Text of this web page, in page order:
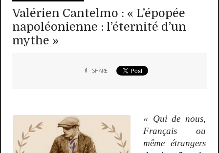
Valérien Cantelmo : « L’épopée
napoléonienne : l’éternité d’un
mythe »
SHARE
« Qui de nous,
Français ou
même étrangers